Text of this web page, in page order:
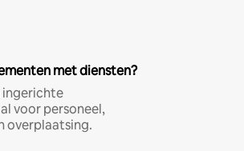
met diensten?
voor personeel,
overplaatsing.